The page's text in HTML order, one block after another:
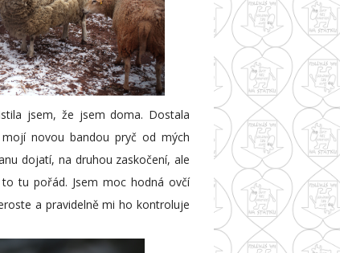
jsem, že jsem doma. Dostala
novou bandou pryč od mých
dojatí, na druhou zaskočení, ale
tu pořád. Jsem moc hodná ovčí
a pravidelně mi ho kontroluje